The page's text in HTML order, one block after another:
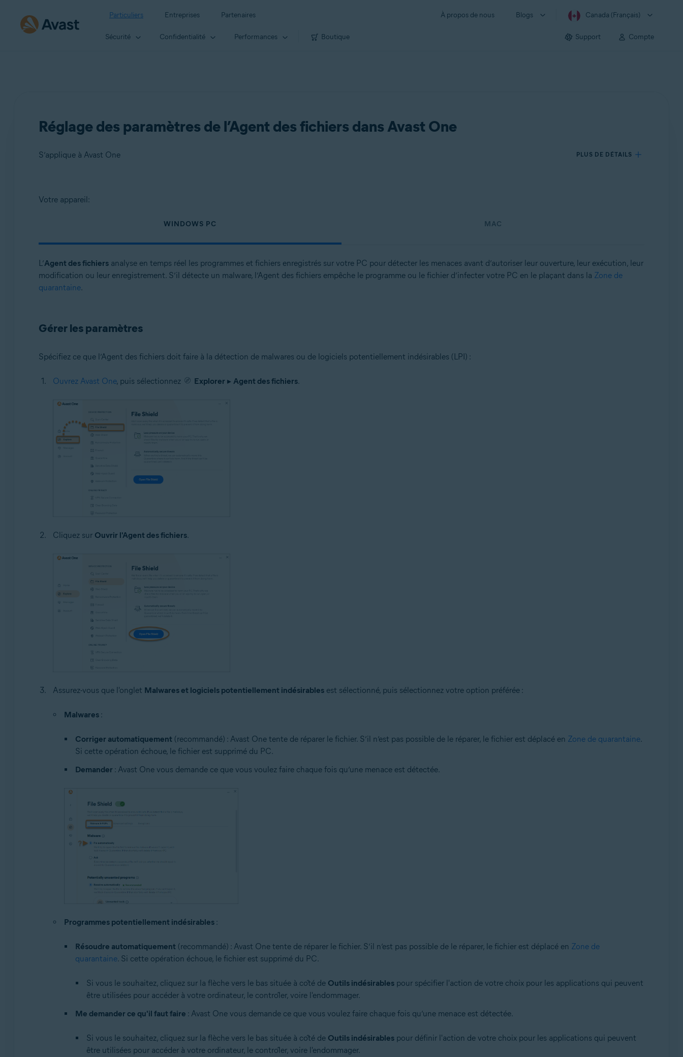
Particuliers Entreprises Partenaires À propos de nous Blogs Canada (Français)
Sécurité Confidentialité Performances Boutique Support Compte
Réglage des paramètres de l’Agent des fichiers dans Avast One
S’applique à Avast One PLUS DE DÉTAILS
Votre appareil:
WINDOWS PC MAC
L’Agent des fichiersanalyse en temps réel les programmes et fichiers enregistrés sur votre PC pour détecter les menaces avant d’autoriser leur ouverture, leur exécution, leur
modification ou leur enregistrement. S’il détecte un malware, l’Agent des fichiers empêche le programme ou le fichier d’infecter votre PC en le plaçant dans la Zone de
quarantaine.
Gérer les paramètres
Spécifiez ce que l’Agent des fichiers doit faire à la détection de malwares ou de logiciels potentiellement indésirables (LPI) :
Ouvrez Avast One, puis sélectionnez Explorer ▸ Agent des fichiers.
Cliquez sur Ouvrir l'Agent des fichiers.
Assurez-vous que l'onglet Malwares et logiciels potentiellement indésirablesest sélectionné, puis sélectionnez votre option préférée :
Malwares:
Corriger automatiquement (recommandé) : Avast One tente de réparer le fichier. S’il n’est pas possible de le réparer, le fichier est déplacé en Zone de quarantaine.
Si cette opération échoue, le fichier est supprimé du PC.
Demander : Avast One vous demande ce que vous voulez faire chaque fois qu’une menace est détectée.
Programmes potentiellement indésirables:
Résoudre automatiquement (recommandé) : Avast One tente de réparer le fichier. S’il n’est pas possible de le réparer, le fichier est déplacé en Zone de
quarantaine. Si cette opération échoue, le fichier est supprimé du PC.
Si vous le souhaitez, cliquez sur la flèche vers le bas située à côté de Outils indésirablespour spécifier l'action de votre choix pour les applications qui peuvent
être utilisées pour accéder à votre ordinateur, le contrôler, voire l'endommager.
Me demander ce qu'il faut faire : Avast One vous demande ce que vous voulez faire chaque fois qu’une menace est détectée.
Si vous le souhaitez, cliquez sur la flèche vers le bas située à côté de Outils indésirablespour définir l'action de votre choix pour les applications qui peuvent
être utilisées pour accéder à votre ordinateur, le contrôler, voire l'endommager.